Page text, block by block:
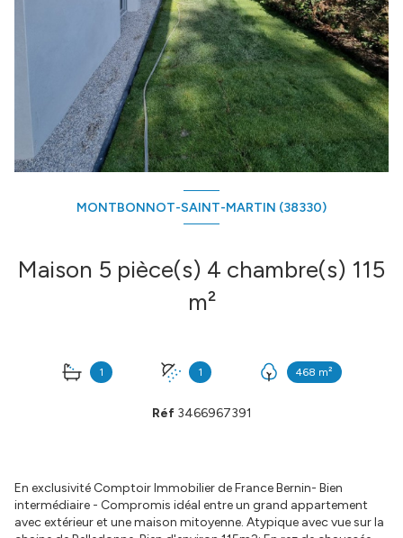
MONTBONNOT-SAINT-MARTIN (38330)
Maison 5 pièce(s) 4 chambre(s) 115
m²
1 1 468 m²
Réf 3466967391
En exclusivité Comptoir Immobilier de France Bernin- Bien
intermédiaire - Compromis idéal entre un grand appartement
avec extérieur et une maison mitoyenne. Atypique avec vue sur la